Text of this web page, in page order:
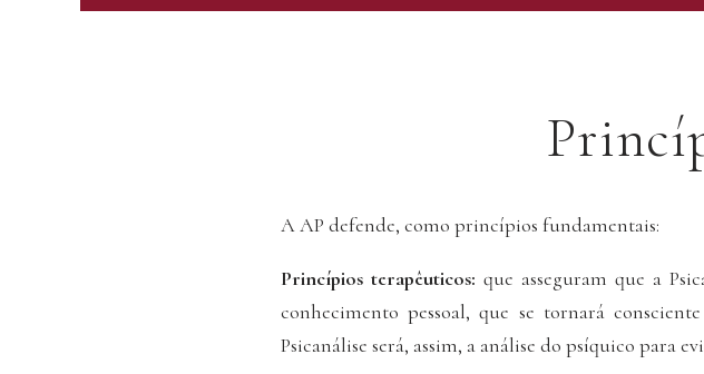
A AP defende, como princípios fundamentais:
Princípios terapêuticos: que asseguram que a
conhecimento pessoal, que se tornará
Psicanálise será, assim, a análise do psíquico para